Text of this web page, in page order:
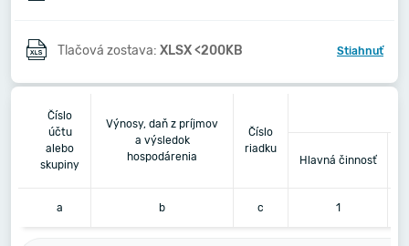
Tlačová zostava: XLSX <200KB Stiahnuť
Číslo
účtu
alebo
skupiny
Výnosy, daň z príjmov
a výsledok
hospodárenia
Číslo
riadku
Hlavná činnosť
a b c 1